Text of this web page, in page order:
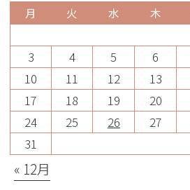
月 火 水 木
3
4 5 6
10
11 12 13
17
18 19 20
24
25 26 27
31
« 12月